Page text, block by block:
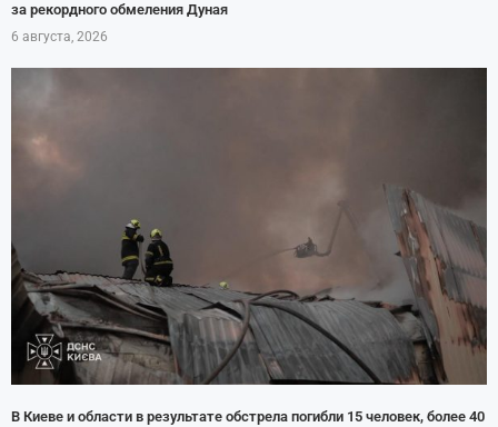
за рекордного обмеления Дуная
6 августа, 2026
В Киеве и области в результате обстрела погибли 15 человек, более 40